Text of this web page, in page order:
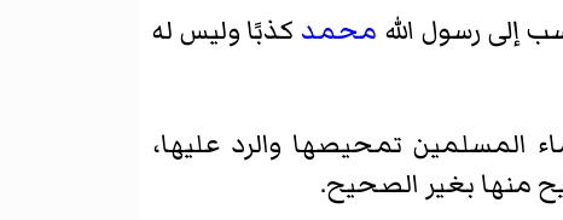
إلى رسول الله محمد كذبًا وليس له
المسلمين تمحيصها والرد عليها،
منها بغير الصحيح.